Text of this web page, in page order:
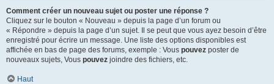
Comment créer un nouveau sujet ou poster une réponse ?
Cliquez sur le bouton « Nouveau » depuis la page d’un forum ou
« Répondre » depuis la page d’un sujet. Il se peut que vous ayez besoin d’être
enregistré pour écrire un message. Une liste des options disponibles est
affichée en bas de page des forums, exemple : Vous pouvez poster de
nouveaux sujets, Vous pouvez joindre des fichiers, etc.
Haut